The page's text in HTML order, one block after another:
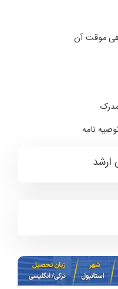
موقت آن
نامه
ارشد